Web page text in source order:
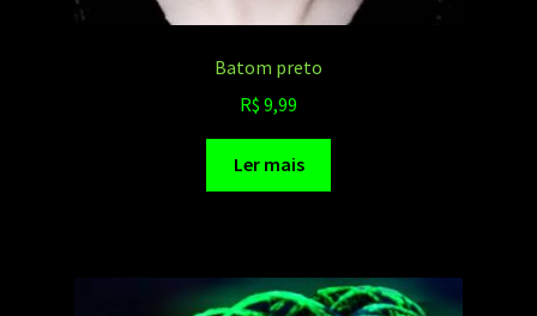
Batom preto
R$ 9,99
Ler mais